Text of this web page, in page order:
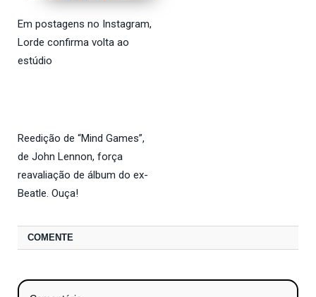
Em postagens no Instagram,
Lorde confirma volta ao
estúdio
Reedição de “Mind Games”,
de John Lennon, força
reavaliação de álbum do ex-
Beatle. Ouça!
COMENTE